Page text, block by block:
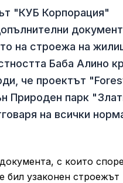
"КУБ Корпорация"
на строежа на
Баба Алино
че проектът
Природен парк
на всички
с които
бил узаконен строежът